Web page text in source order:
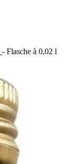
- Flasche à 0,02 l